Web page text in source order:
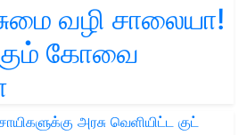
வழி சாலையா!
கோவை